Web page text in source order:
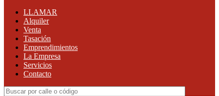
LLAMAR
Alquiler
Venta
Tasación
Emprendimientos
La Empresa
Servicios
Contacto